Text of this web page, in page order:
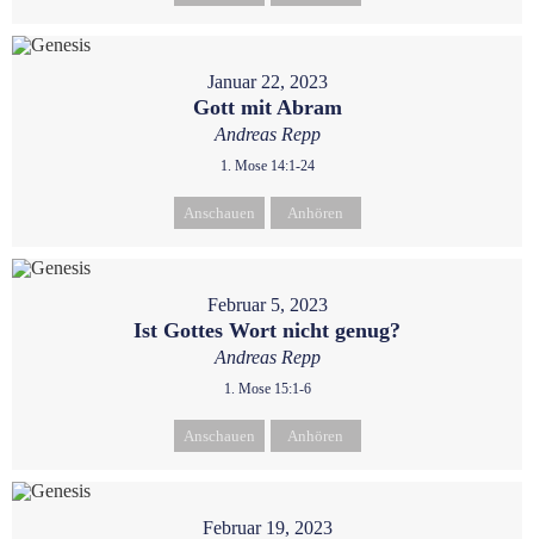
Januar 22, 2023
Gott mit Abram
Andreas Repp
1. Mose 14:1-24
Anschauen Anhören
Februar 5, 2023
Ist Gottes Wort nicht genug?
Andreas Repp
1. Mose 15:1-6
Anschauen Anhören
Februar 19, 2023